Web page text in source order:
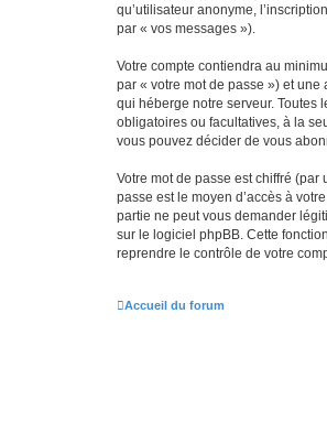
qu’utilisateur anonyme,
par « vos messages »).
Votre compte contiendra au
par « votre mot de passe ») et
qui héberge notre serveur. Toutes
obligatoires ou facultatives, à la
vous pouvez décider de vous
Votre mot de passe est chiffré
passe est le moyen d’accès à
partie ne peut vous demander
sur le logiciel phpBB. Cette
reprendre le contrôle de votre
Accueil du forum